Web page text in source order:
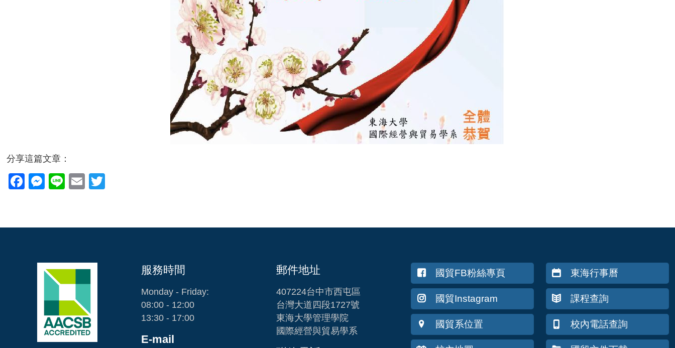
分享這篇文章：
Facebook
Messenger
LineEmail
服務時間
Monday - Friday:
08:00 - 12:00
13:30 - 17:00
E-mail
郵件地址
407224台中市西屯區
台灣大道四段1727號
東海大學管理學院
國際經營與貿易學系
國貿FB粉絲專頁
國貿Instagram
國貿系位置
東海行事曆
課程查詢
校內電話查詢